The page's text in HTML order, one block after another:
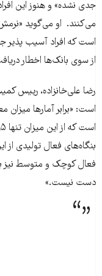
جدی نشده» و هنوز این
می‌کنند. او می‌گوید «نرمش
از سوی بانک‌ها اخطار
رضا علی‌خانزاده، رییس
است: «برابر آمارها میزان
بنگاه‌های فعال تولیدی از
فعال کوچک و متوسط نیز
دست نیست.»